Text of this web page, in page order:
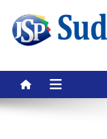
content